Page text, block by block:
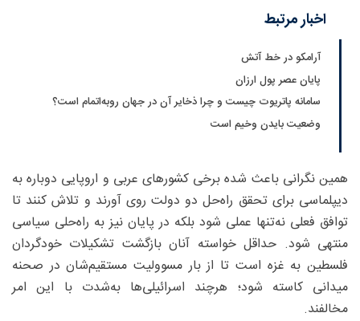
اخبار مرتبط
آرامکو در خط آتش
پایان عصر پول ارزان
سامانه پاتریوت چیست و چرا ذخایر آن در جهان روبه‌اتمام است؟
وضعیت بایدن وخیم است
همین نگرانی باعث شده برخی کشورهای عربی و اروپایی دوباره به
دیپلماسی برای تحقق راه‌حل دو دولت روی آورند و تلاش کنند تا
توافق فعلی نه‌تنها عملی شود بلکه در پایان نیز به راه‌حلی سیاسی
منتهی شود. حداقل خواسته آنان بازگشت تشکیلات خودگردان
فلسطین به غزه است تا از بار مسوولیت مستقیم‌شان در صحنه
میدانی کاسته شود؛ هرچند اسرائیلی‌ها به‌شدت با این امر
مخالفند.